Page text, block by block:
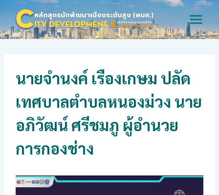
content
นายจำนงค์ เรืองเกษม ปลัด
เทศบาลตำบลหนองม่วง นาย
อภิวัฒน์ ศรีชมภู ผู้อำนวย
การกองช่าง